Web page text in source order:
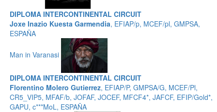
DIPLOMA INTERCONTINENTAL CIRCUIT
Joxe Inazio Kuesta Garmendia, EFIAP/p, MCEF/pl, GMPSA,
ESPAÑA
Man in Varanasi
DIPLOMA INTERCONTINENTAL CIRCUIT
Florentino Molero Gutierrez, EFIAP/P, GMPSA/G, MCEF/Pl,
CR5_VIP5, MFAF/b, JOFAF, JOCEF, MFCF4*, JAFCF, EFIP/Gold*,
GAPU, c***MoL, ESPAÑA